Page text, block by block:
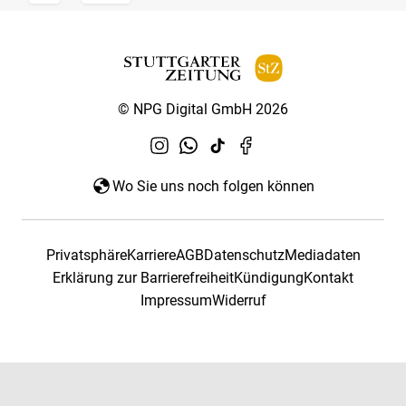
© NPG Digital GmbH 2026
Wo Sie uns noch folgen können
PrivatsphäreKarriereAGBDatenschutzMediadaten
Erklärung zur BarrierefreiheitKündigungKontakt
ImpressumWiderruf